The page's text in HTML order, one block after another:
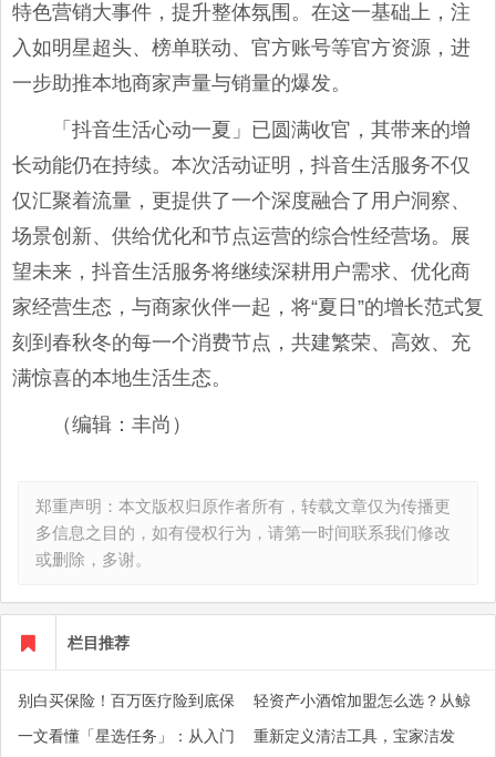
特色营销大事件，提升整体氛围。在这一基础上，注
入如明星超头、榜单联动、官方账号等官方资源，进
一步助推本地商家声量与销量的爆发。
「抖音生活心动一夏」已圆满收官，其带来的增
长动能仍在持续。本次活动证明，抖音生活服务不仅
仅汇聚着流量，更提供了一个深度融合了用户洞察、
场景创新、供给优化和节点运营的综合性经营场。展
望未来，抖音生活服务将继续深耕用户需求、优化商
家经营生态，与商家伙伴一起，将“夏日”的增长范式复
刻到春秋冬的每一个消费节点，共建繁荣、高效、充
满惊喜的本地生活生态。
（编辑：丰尚）
郑重声明：本文版权归原作者所有，转载文章仅为传播更
多信息之目的，如有侵权行为，请第一时间联系我们修改
或删除，多谢。
栏目推荐
别白买保险！百万医疗险到底保
什么？津贴、垫付、特需保障逐
轻资产小酒馆加盟怎么选？从鲸
酿师小酒馆看标准化开店逻辑
一文看懂「星选任务」：从入门
重新定义清洁工具，宝家洁发